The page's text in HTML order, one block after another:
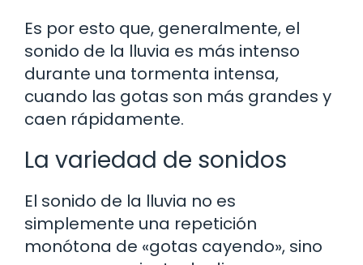
Es por esto que, generalmente, el
sonido de la lluvia es más intenso
durante una tormenta intensa,
cuando las gotas son más grandes y
caen rápidamente.
La variedad de sonidos
El sonido de la lluvia no es
simplemente una repetición
monótona de «gotas cayendo», sino